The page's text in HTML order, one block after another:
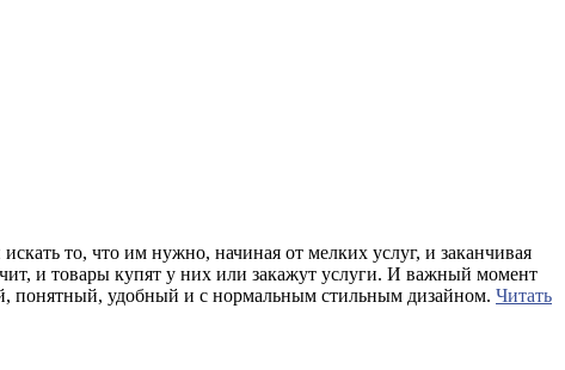
то, что им нужно, начиная от мелких услуг, и заканчивая
и товары купят у них или закажут услуги. И важный момент
понятный, удобный и с нормальным стильным дизайном. Читать